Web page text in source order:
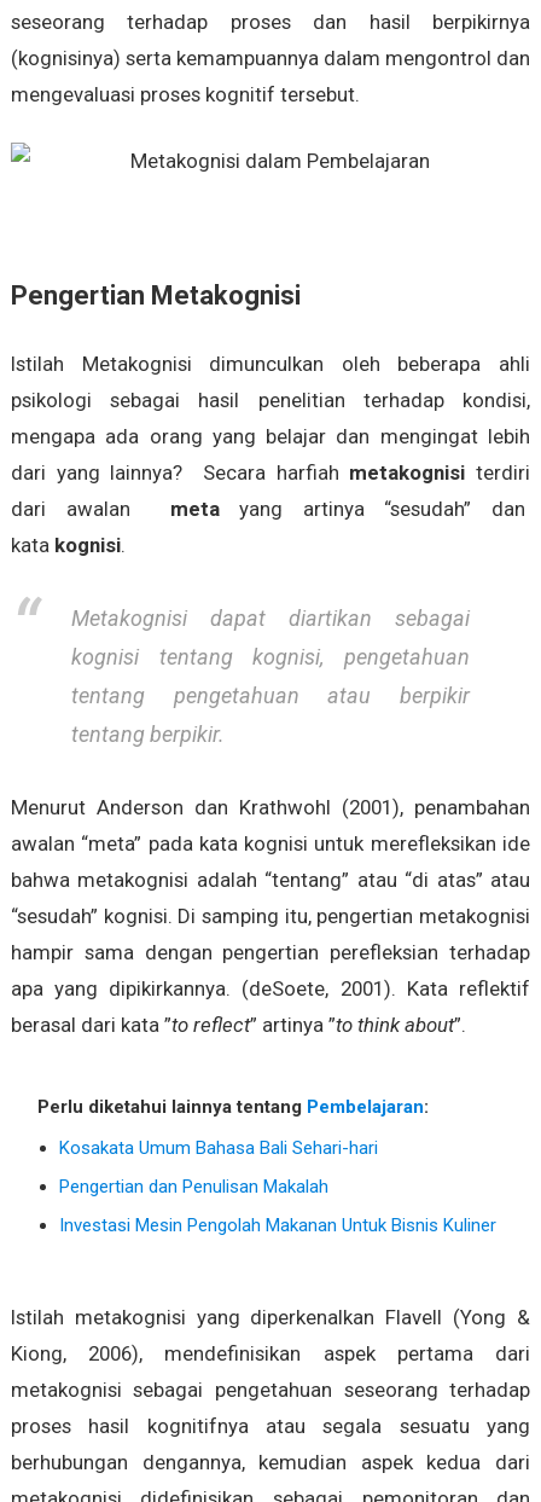
seseorang terhadap proses dan hasil berpikirnya
(kognisinya) serta kemampuannya dalam mengontrol dan
mengevaluasi proses kognitif tersebut.
Pengertian Metakognisi
Istilah Metakognisi dimunculkan oleh beberapa ahli
psikologi sebagai hasil penelitian terhadap kondisi,
mengapa ada orang yang belajar dan mengingat lebih
dari yang lainnya? Secara harfiah metakognisi terdiri
dari awalan metayang artinya “sesudah” dan
kata kognisi.
Metakognisi dapat diartikan sebagai
kognisi tentang kognisi, pengetahuan
tentang pengetahuan atau berpikir
tentang berpikir.
Menurut Anderson dan Krathwohl (2001), penambahan
awalan “meta” pada kata kognisi untuk merefleksikan ide
bahwa metakognisi adalah “tentang” atau “di atas” atau
“sesudah” kognisi. Di samping itu, pengertian metakognisi
hampir sama dengan pengertian perefleksian terhadap
apa yang dipikirkannya. (deSoete, 2001). Kata reflektif
berasal dari kata ”to reflect” artinya ”to think about”.
Perlu diketahui lainnya tentang Pembelajaran:
Kosakata Umum Bahasa Bali Sehari-hari
Pengertian dan Penulisan Makalah
Investasi Mesin Pengolah Makanan Untuk Bisnis Kuliner
Istilah metakognisi yang diperkenalkan Flavell (Yong &
Kiong, 2006), mendefinisikan aspek pertama dari
metakognisi sebagai pengetahuan seseorang terhadap
proses hasil kognitifnya atau segala sesuatu yang
berhubungan dengannya, kemudian aspek kedua dari